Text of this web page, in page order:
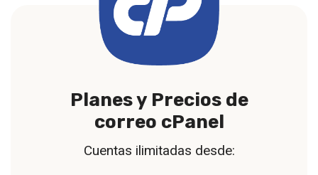
Planes y Precios de
correo cPanel
Cuentas ilimitadas desde: